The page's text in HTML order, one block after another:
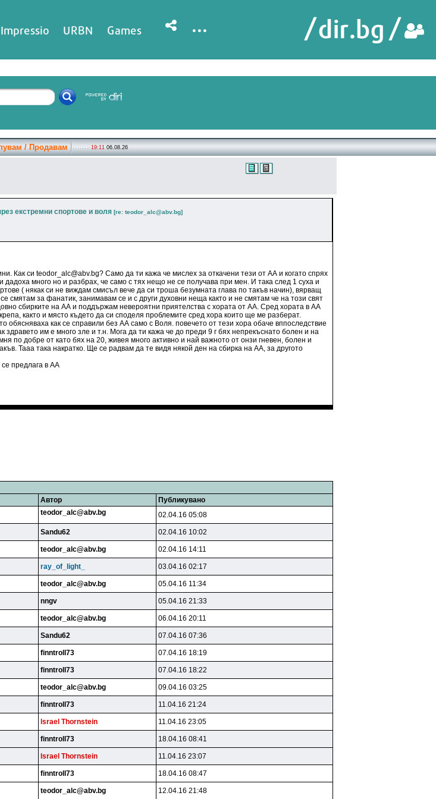
Impressio URBN Games ...
/ Продавам 19:11 06.08.26
екстремни спортове и воля [re: teodor_alc@abv.bg]
Как си teodor_alc@abv.bg? Само да ти кажа че мислех за откачени тези от АА и когато спрях
много но и разбрах, че само с тях нещо не се получава при мен. И така след 1 суха и
( някак си не виждам смисъл вече да си троша безумната глава по такъв начин), вярващ
за фанатик, занимавам се и с други духовни неща както и не смятам че на този свят
сбирките на АА и поддържам невероятни приятелства с хората от АА. Сред хората в АА
както и място където да си споделя проблемите сред хора които ще ме разберат.
обясняваха как се справили без АА само с Воля. повечето от тези хора обаче вппоследствие
здравето им е много зле и т.н. Мога да ти кажа че до преди 9 г бях непрекъснато болен и на
по добре от като бях на 20, живея много активно и най важното от онзи гневен, болен и
Тааа така накратко. Ще се радвам да те видя някой ден на сбирка на АА, за другото
предлага в АА
Автор Публикувано
teodor_alc@abv.bg 02.04.16 05:08
Sandu62 02.04.16 10:02
teodor_alc@abv.bg 02.04.16 14:11
ray_of_light_ 03.04.16 02:17
teodor_alc@abv.bg 05.04.16 11:34
nngv 05.04.16 21:33
teodor_alc@abv.bg 06.04.16 20:11
Sandu62 07.04.16 07:36
finntroll73 07.04.16 18:19
finntroll73 07.04.16 18:22
teodor_alc@abv.bg 09.04.16 03:25
finntroll73 11.04.16 21:24
lsrael Thornstein 11.04.16 23:05
finntroll73 18.04.16 08:41
lsrael Thornstein 11.04.16 23:07
finntroll73 18.04.16 08:47
teodor_alc@abv.bg 12.04.16 21:48